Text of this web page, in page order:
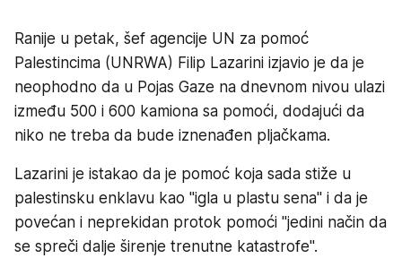
Ranije u petak, šef agencije UN za pomoć
Palestincima (UNRWA) Filip Lazarini izjavio je da je
neophodno da u Pojas Gaze na dnevnom nivou ulazi
između 500 i 600 kamiona sa pomoći, dodajući da
niko ne treba da bude iznenađen pljačkama.
Lazarini je istakao da je pomoć koja sada stiže u
palestinsku enklavu kao ''igla u plastu sena'' i da je
povećan i neprekidan protok pomoći ''jedini način da
se spreči dalje širenje trenutne katastrofe''.